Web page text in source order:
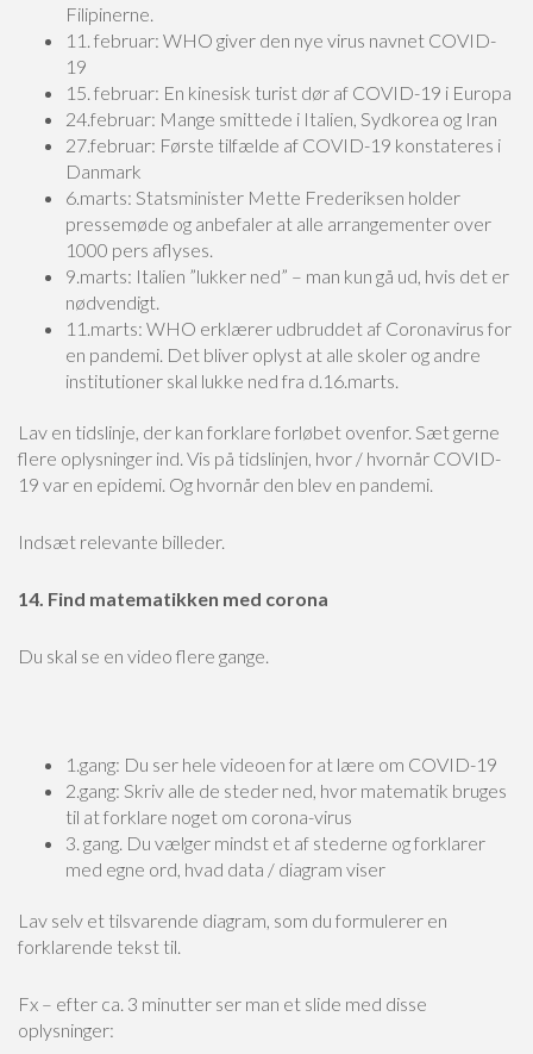
Filipinerne.
11. februar: WHO giver den nye virus navnet COVID-
19
15. februar: En kinesisk turist dør af COVID-19 i Europa
24.februar: Mange smittede i Italien, Sydkorea og Iran
27.februar: Første tilfælde af COVID-19 konstateres i
Danmark
6.marts: Statsminister Mette Frederiksen holder
pressemøde og anbefaler at alle arrangementer over
1000 pers aflyses.
9.marts: Italien ”lukker ned” – man kun gå ud, hvis det er
nødvendigt.
11.marts: WHO erklærer udbruddet af Coronavirus for
en pandemi. Det bliver oplyst at alle skoler og andre
institutioner skal lukke ned fra d.16.marts.
Lav en tidslinje, der kan forklare forløbet ovenfor. Sæt gerne
flere oplysninger ind. Vis på tidslinjen, hvor / hvornår COVID-
19 var en epidemi. Og hvornår den blev en pandemi.
Indsæt relevante billeder.
14. Find matematikken med corona
Du skal se en video flere gange.
1.gang: Du ser hele videoen for at lære om COVID-19
2.gang: Skriv alle de steder ned, hvor matematik bruges
til at forklare noget om corona-virus
3. gang. Du vælger mindst et af stederne og forklarer
med egne ord, hvad data / diagram viser
Lav selv et tilsvarende diagram, som du formulerer en
forklarende tekst til.
Fx – efter ca. 3 minutter ser man et slide med disse
oplysninger: